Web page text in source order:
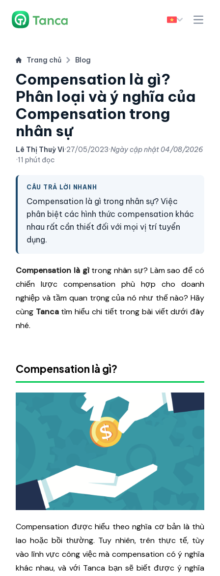
Trang chủ Blog
Compensation là gì?
Phân loại và ý nghĩa của
Compensation trong
nhân sự
Lê Thị Thuỳ Vi·27/05/2023·Ngày cập nhật04/08/2026
·11 phút đọc
CÂU TRẢ LỜI NHANH
Compensation là gì trong nhân sự? Việc
phân biệt các hình thức compensation khác
nhau rất cần thiết đối với mọi vị trí tuyển
dụng.
Compensation là gìtrong nhân sự? Làm sao để có
chiến lược compensation phù hợp cho doanh
nghiệp và tầm quan trọng của nó như thế nào? Hãy
cùng Tancatìm hiểu chi tiết trong bài viết dưới đây
nhé.
Compensation là gì?
Compensation được hiểu theo nghĩa cơ bản là thù
lao hoặc bồi thường. Tuy nhiên, trên thực tế, tùy
vào lĩnh vực công việc mà compensation có ý nghĩa
khác nhau, và với Tanca bạn sẽ biết được ý nghĩa